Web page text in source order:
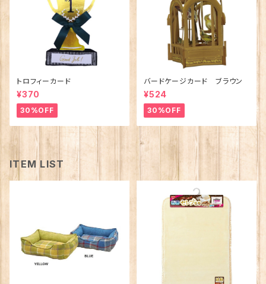
トロフィーカード
¥370
30%OFF
バードケージカード ブラウン
¥524
30%OFF
ITEM LIST